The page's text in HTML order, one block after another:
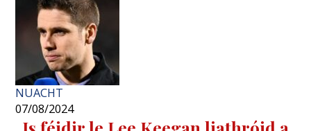
NUACHT
07/08/2024